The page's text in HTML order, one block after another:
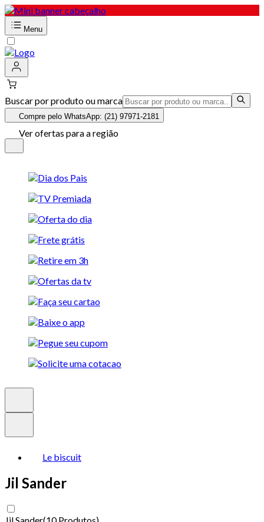
Menu
Buscar por produto ou marca
Compre pelo WhatsApp: (21) 97971-2181
Ver ofertas para a região
Le biscuit
Jil Sander